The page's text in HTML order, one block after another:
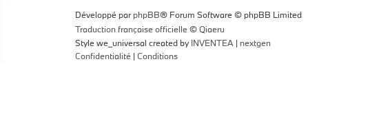
Développé parphpBB® Forum Software © phpBB Limited
Traduction française officielle ©Qiaeru
Style we_universal created byINVENTEA | nextgen
Confidentialité | Conditions